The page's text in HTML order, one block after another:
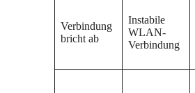
Verbindung
bricht ab
Instabile
WLAN-
Verbindung